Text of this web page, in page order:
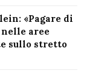
«Pagare di
aree
sullo stretto